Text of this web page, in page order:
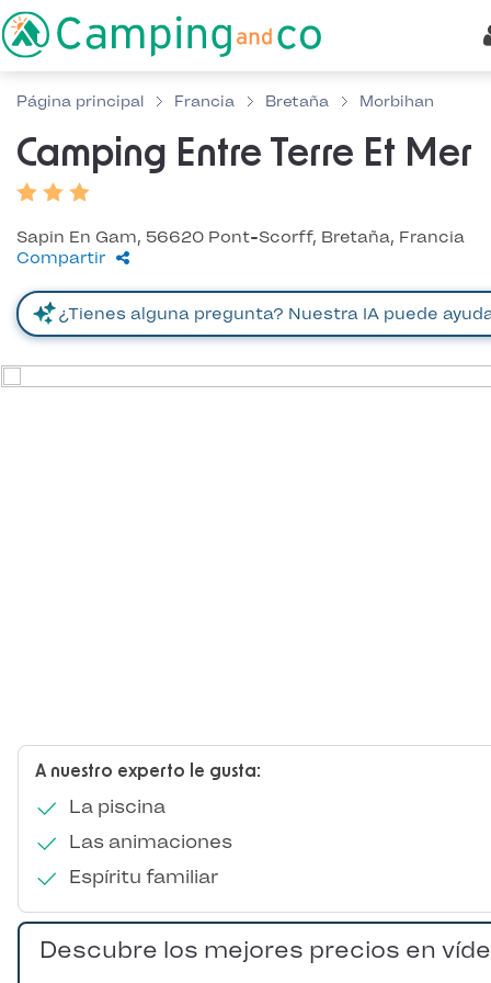
Página principal Francia Bretaña Morbihan
Camping Entre Terre Et Mer
Sapin En Gam, 56620 Pont-Scorff, Bretaña, Francia
Compartir
A nuestro experto le gusta:
La piscina
Las animaciones
Espíritu familiar
Descubre los mejores precios en